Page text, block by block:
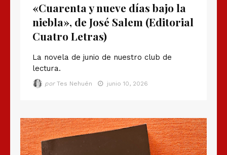
«Cuarenta y nueve días bajo la
niebla», de José Salem (Editorial
Cuatro Letras)
La novela de junio de nuestro club de
lectura.
por Tes Nehuén junio 10, 2026